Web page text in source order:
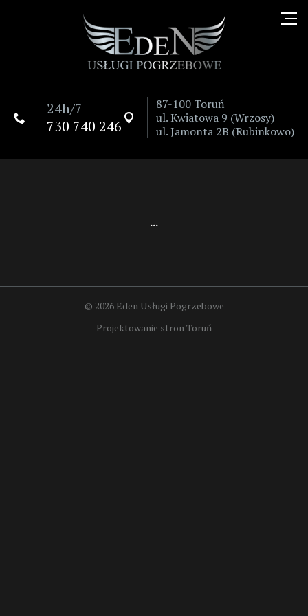

24h/7
730 740 246 
87-100 Toruń
ul. Kwiatowa 9 (Wrzosy)
ul. Jamonta 2B (Rubinkowo)
...
© 2026 Eden Usługi Pogrzebowe
Projektowanie stron Toruń